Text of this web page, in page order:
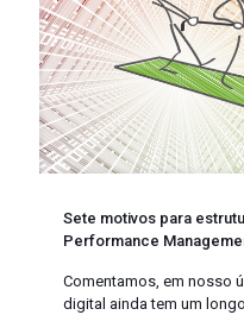
Sete motivos para
Performance
Comentamos, em nosso
digital ainda tem um